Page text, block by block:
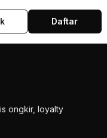
ongkir, loyalty
Daftar